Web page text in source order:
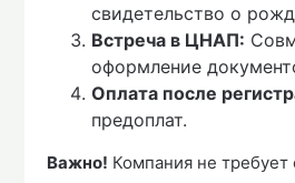
свидетельство о
Встреча в ЦНАП:
оформление
Оплата после
предоплат.
Важно! Компания не требует